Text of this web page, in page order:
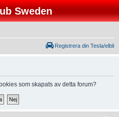
Sweden
Registrera din Tesla/elbil
som skapats av detta forum?